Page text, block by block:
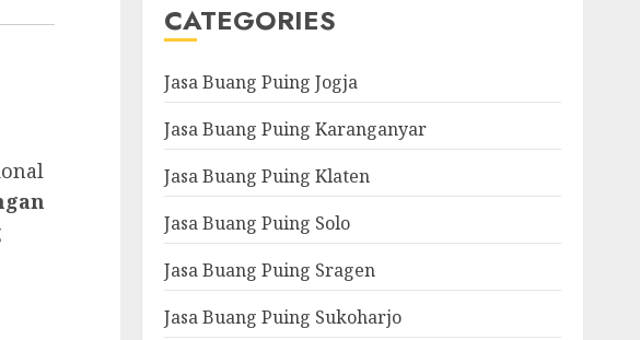
CATEGORIES
Jasa Buang Puing Jogja
Jasa Buang Puing Karanganyar
Jasa Buang Puing Klaten
Jasa Buang Puing Solo
Jasa Buang Puing Sragen
Jasa Buang Puing Sukoharjo